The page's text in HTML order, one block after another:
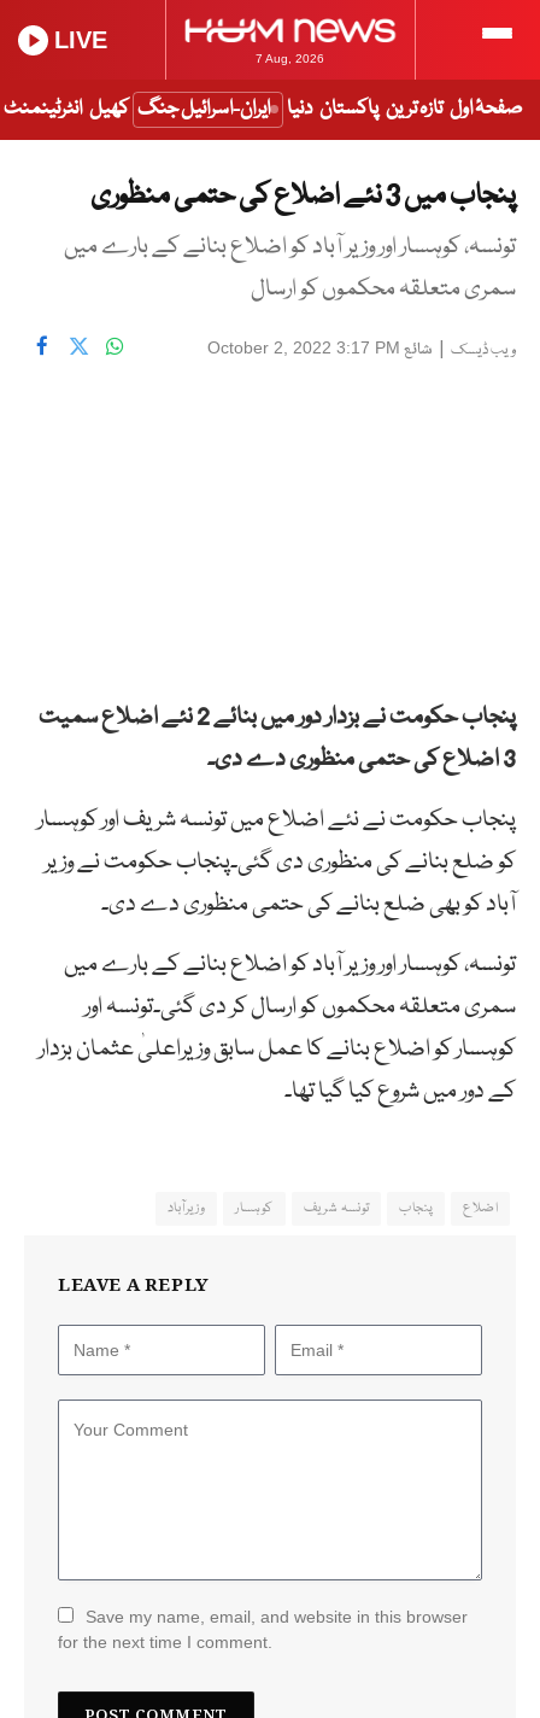
7 Aug, 2026
LIVE
صفحۂ اول تازہ ترین پاکستان دنیا ایران-اسرائیل جنگ کھیل انٹرٹینمنٹ
پنجاب میں 3 نئے اضلاع کی حتمی منظوری
تونسہ، کوہسار اور وزیر آباد کو اضلاع بنانے کے بارے میں
سمری متعلقہ محکموں کو ارسال
ویب ڈیسک | شائع October 2, 2022 3:17 PM
پنجاب حکومت نے بزدار دور میں بنائے 2 نئے اضلاع سمیت
3 اضلاع کی حتمی منظوری دے دی۔
پنجاب حکومت نے نئے اضلاع میں تونسہ شریف اور کوہسار
کو ضلع بنانے کی منظوری دی گئی۔پنجاب حکومت نے وزیر
آباد کو بھی ضلع بنانے کی حتمی منظوری دے دی۔
تونسہ، کوہسار اور وزیر آباد کو اضلاع بنانے کے بارے میں
سمری متعلقہ محکموں کو ارسال کر دی گئی۔تونسہ اور
کوہسار کو اضلاع بنانے کا عمل سابق وزیراعلیٰ عثمان بزدار
کے دور میں شروع کیا گیا تھا۔
اضلاع پنجاب تونسہ شریف کوہسار وزیرآباد
LEAVE A REPLY
Save my name, email, and website in this browser
for the next time I comment.